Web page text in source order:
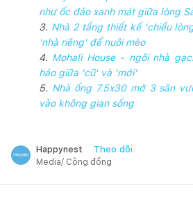
như ốc đảo xanh mát giữa lòng
3. Nhà 2 tầng thiết kế 'chiều
'nhà riêng' để nuôi mèo
4. Mohali House - ngôi nhà
hảo giữa 'cũ' và 'mới'
5. Nhà ống 7.5x30 mở 3 sân
vào không gian sống
Happynest Theo dõi
Media/ Cộng đồng